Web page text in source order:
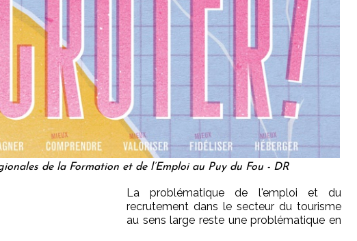
de la Formation et de l’Emploi au Puy du Fou - DR
La problématique de l'emploi et du
recrutement dans le secteur du tourisme
au sens large reste une problématique en